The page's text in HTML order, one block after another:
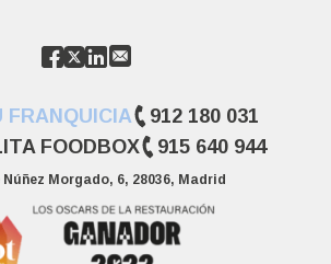
FRANQUICIA
912 180 031
FOODBOX
915 640 944
Núñez Morgado, 6, 28036, Madrid